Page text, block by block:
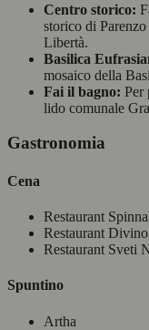
Centro storico:
storico di
Libertà.
Basilica
mosaico della
Fai il bagno: Per
lido comunale
Gastronomia
Cena
Restaurant
Restaurant Divino
Restaurant Sveti
Spuntino
Artha